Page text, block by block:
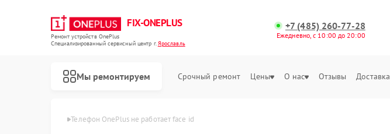
FIX-ONEPLUS
Ремонт устройств OnePlus
Специализированный cервисный центр г.Ярославль
+7 (485) 260-77-28
Ежедневно, с 10:00 до 20:00
Мы ремонтируем Срочный ремонт Цены О нас Отзывы Доставка
в Ярославле Телефон OnePlus не работает face id